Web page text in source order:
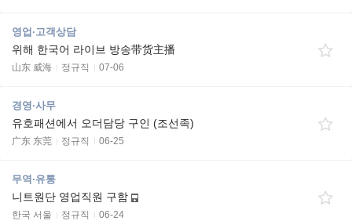
영업·고객상담
위해 한국어 라이브 방송带货主播
山东 威海 정규직 07-06
경영·사무
유호패션에서 오더담당 구인 (조선족)
广东 东莞 정규직 06-25
무역·유통
니트원단 영업직원 구함
한국 서울 정규직 06-24